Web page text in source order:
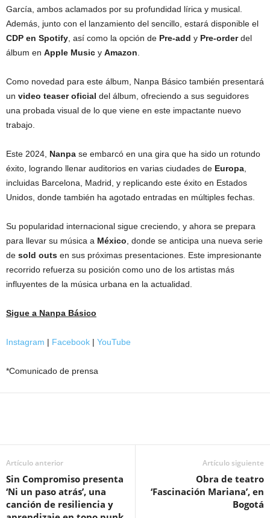
García, ambos aclamados por su profundidad lírica y musical.
Además, junto con el lanzamiento del sencillo, estará disponible el
CDP en Spotify , así como la opción de Pre-add y Pre-orderdel
álbum en Apple Music y Amazon
Como novedad para este álbum, Nanpa Básico también presentará
un video teaser oficial del álbum, ofreciendo a sus seguidores
una probada visual de lo que viene en este impactante nuevo
trabajo.
Este 2024, Nanpa se embarcó en una gira que ha sido un rotundo
éxito, logrando llenar auditorios en varias ciudades de Europa
incluidas Barcelona, Madrid, y replicando este éxito en Estados
Unidos, donde también ha agotado entradas en múltiples fechas.
Su popularidad internacional sigue creciendo, y ahora se prepara
para llevar su música a México , donde se anticipa una nueva serie
de sold outs en sus próximas presentaciones. Este impresionante
recorrido refuerza su posición como uno de los artistas más
influyentes de la música urbana en la actualidad.
Sigue a Nanpa Básico
Instagram | Facebook | YouTube
*Comunicado de prensa
Artículo anterior
Sin Compromiso presenta
‘Ni un paso atrás’, una
canción de resiliencia y
Artículo siguiente
Obra de teatro
‘Fascinación Mariana’, en
Bogotá